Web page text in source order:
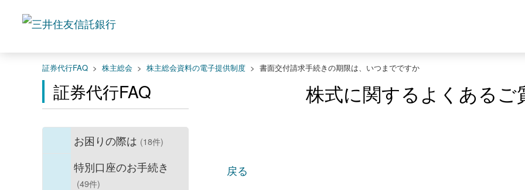
証券代行FAQ > 株主総会 > 株主総会資料の電子提供制度 > 書面交付請求手続きの期限は、いつまでですか
証券代行FAQ
お困りの際は (18件)
特別口座のお手続き
(49件)
株式に関するよくあるご
戻る